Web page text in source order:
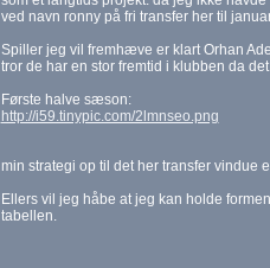
ved navn ronny på fri transfer her til
Spiller jeg vil fremhæve er klart Orhan
tror de har en stor fremtid i klubben da
Første halve sæson:
http://i59.tinypic.com/2lmnseo.png
min strategi op til det her transfer vindue
Ellers vil jeg håbe at jeg kan holde
tabellen.